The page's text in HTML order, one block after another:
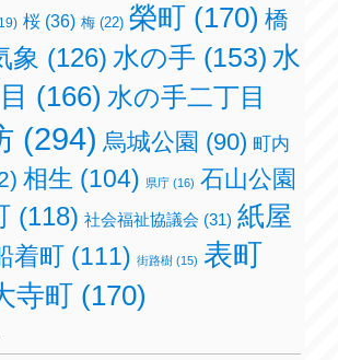
桜(36) 梅(22) 榮町 (170) 橋
象 (126) 水の手 (153) 水
(166) 水の手二丁目
(294) 烏城公園 (90) 町内
相生 (104) 県庁(16) 石山公園
(118) 社会福祉協議会 (31) 紙屋
着町(111) 街路樹(15) 表町
寺町 (170)